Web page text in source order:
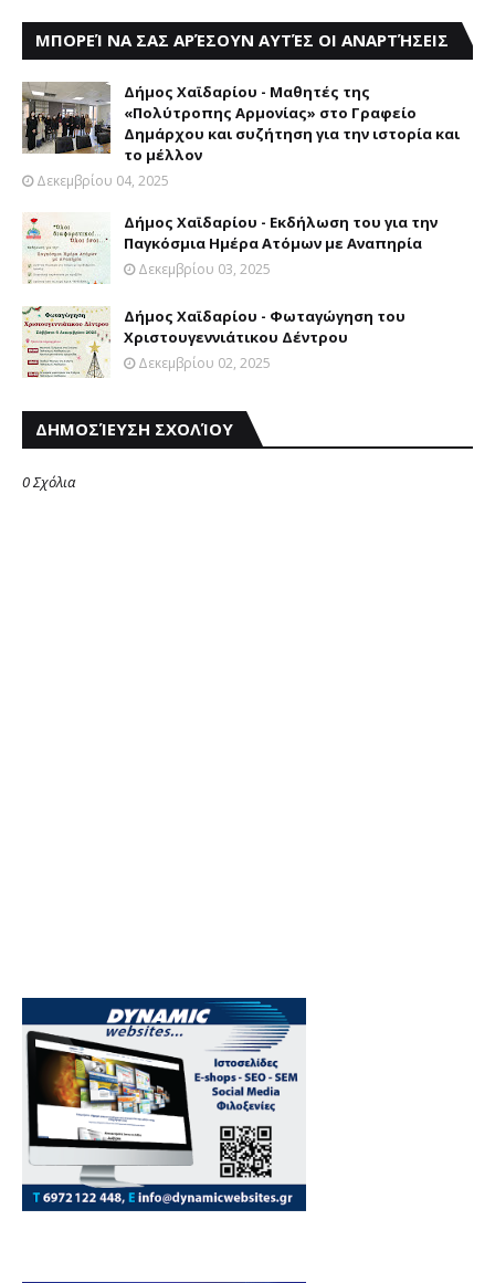
ΜΠΟΡΕΊ ΝΑ ΣΑΣ ΑΡΈΣΟΥΝ ΑΥΤΈΣ ΟΙ ΑΝΑΡΤΉΣΕΙΣ
Δήμος Χαϊδαρίου - Μαθητές της
«Πολύτροπης Αρμονίας» στο Γραφείο
Δημάρχου και συζήτηση για την ιστορία και
το μέλλον
Δεκεμβρίου 04, 2025
Δήμος Χαϊδαρίου - Εκδήλωση του για την
Παγκόσμια Ημέρα Ατόμων με Αναπηρία
Δεκεμβρίου 03, 2025
Δήμος Χαϊδαρίου - Φωταγώγηση του
Χριστουγεννιάτικου Δέντρου
Δεκεμβρίου 02, 2025
ΔΗΜΟΣΊΕΥΣΗ ΣΧΟΛΊΟΥ
0 Σχόλια